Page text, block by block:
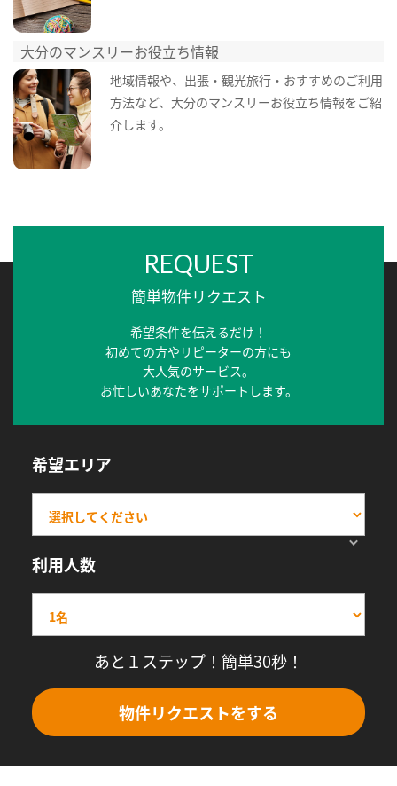
大分のマンスリーお役立ち情報
地域情報や、出張・観光旅行・おすすめのご利用
方法など、大分のマンスリーお役立ち情報をご紹
介します。
REQUEST
簡単物件リクエスト
希望条件を伝えるだけ！
初めての方やリピーターの方にも
大人気のサービス。
お忙しいあなたをサポートします。
希望エリア
利用人数
あと１ステップ！簡単30秒！
物件リクエストをする